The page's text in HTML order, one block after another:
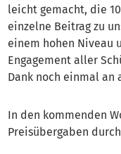
leicht gemacht, die
einzelne Beitrag zu
einem hohen Niveau
Engagement aller
Dank noch einmal an
In den kommenden
Preisübergaben